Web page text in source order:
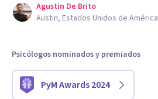
Agustin De Brito
Austin, Estados Unidos de América
Psicólogos nominados y premiados
PyM Awards 2024